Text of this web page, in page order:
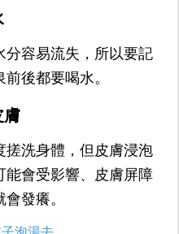
分容易流失，所以要記
後都要喝水。
膚
搓洗身體，但皮膚浸泡
能會受影響、皮膚屏障
發癢。